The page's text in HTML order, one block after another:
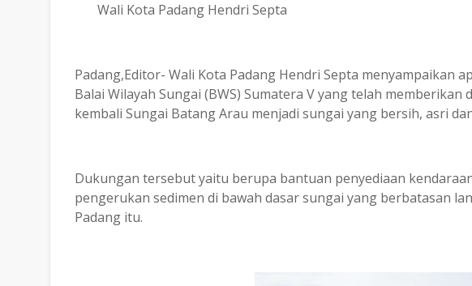
Wali Kota Padang Hendri Septa
Padang,Editor- Wali Kota Padang Hendri Septa menyampaikan
Balai Wilayah Sungai (BWS) Sumatera V yang telah
kembali Sungai Batang Arau menjadi sungai yang bersih, asri
Dukungan tersebut yaitu berupa bantuan penyediaan
pengerukan sedimen di bawah dasar sungai yang berbatasan
Padang itu.